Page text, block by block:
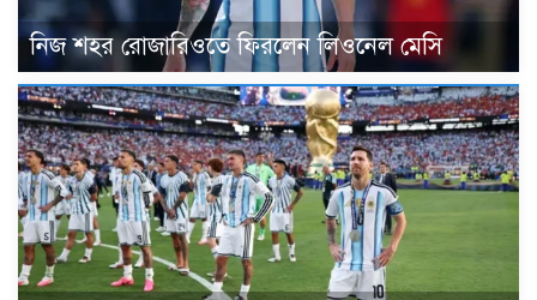
নিজ শহর রোজারিওতে ফিরলেন লিওনেল মেসি